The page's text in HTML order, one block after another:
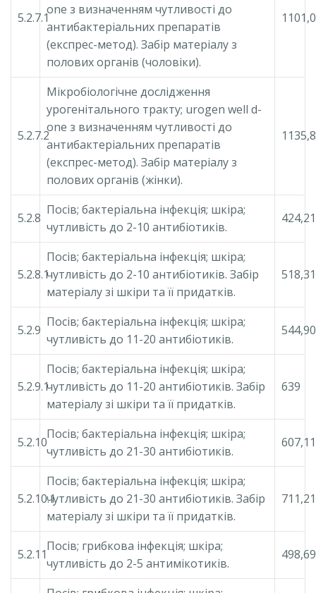
5.2.7.1
one з визначенням чутливості до
антибактеріальних препаратів
(експрес-метод). Забір матеріалу з
полових органів (чоловіки).
5.2.7.2
Мікробіологічне дослідження
урогенітального тракту; urogen well d-
one з визначенням чутливості до
антибактеріальних препаратів
(експрес-метод). Забір матеріалу з
полових органів (жінки).
5.2.8
Посів; бактеріальна інфекція; шкіра;
чутливість до 2-10 антибіотиків.
424,21
5.2.8.1
Посів; бактеріальна інфекція; шкіра;
чутливість до 2-10 антибіотиків. Забір
матеріалу зі шкіри та її придатків.
518,31
5.2.9
Посів; бактеріальна інфекція; шкіра;
чутливість до 11-20 антибіотиків.
544,90
5.2.9.1
Посів; бактеріальна інфекція; шкіра;
чутливість до 11-20 антибіотиків. Забір
матеріалу зі шкіри та її придатків.
639
5.2.10
Посів; бактеріальна інфекція; шкіра;
чутливість до 21-30 антибіотиків.
607,11
5.2.10.1
Посів; бактеріальна інфекція; шкіра;
чутливість до 21-30 антибіотиків. Забір
матеріалу зі шкіри та її придатків.
711,21
5.2.11
Посів; грибкова інфекція; шкіра;
чутливість до 2-5 антимікотиків.
498,69